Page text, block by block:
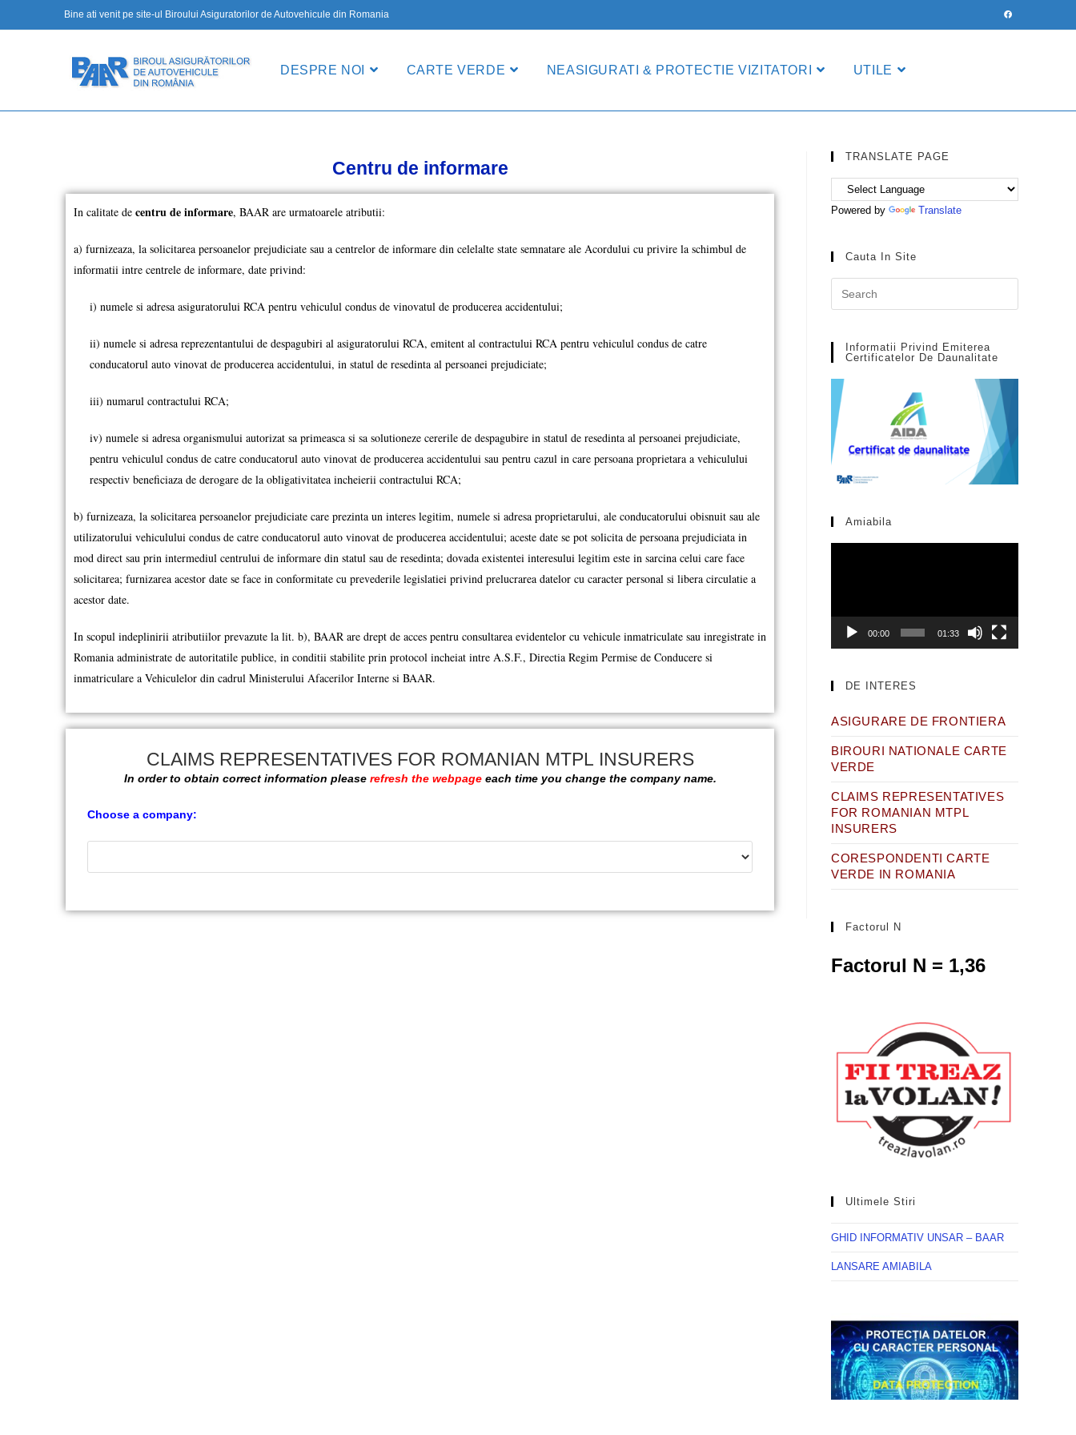
Bine ati venit pe site-ul Biroului Asiguratorilor de Autovehicule din Romania
DESPRE NOI CARTE VERDE NEASIGURATI & PROTECTIE VIZITATORI UTILE
Centru de informare
In calitate de centru de informare, BAAR are urmatoarele atributii:
a) furnizeaza, la solicitarea persoanelor prejudiciate sau a centrelor de informare din celelalte state semnatare ale Acordului cu privire la schimbul de
informatii intre centrele de informare, date privind:
i) numele si adresa asiguratorului RCA pentru vehiculul condus de vinovatul de producerea accidentului;
ii) numele si adresa reprezentantului de despagubiri al asiguratorului RCA, emitent al contractului RCA pentru vehiculul condus de catre
conducatorul auto vinovat de producerea accidentului, in statul de resedinta al persoanei prejudiciate;
iii) numarul contractului RCA;
iv) numele si adresa organismului autorizat sa primeasca si sa solutioneze cererile de despagubire in statul de resedinta al persoanei prejudiciate,
pentru vehiculul condus de catre conducatorul auto vinovat de producerea accidentului sau pentru cazul in care persoana proprietara a vehiculului
respectiv beneficiaza de derogare de la obligativitatea incheierii contractului RCA;
b) furnizeaza, la solicitarea persoanelor prejudiciate care prezinta un interes legitim, numele si adresa proprietarului, ale conducatorului obisnuit sau ale
utilizatorului vehiculului condus de catre conducatorul auto vinovat de producerea accidentului; aceste date se pot solicita de persoana prejudiciata in
mod direct sau prin intermediul centrului de informare din statul sau de resedinta; dovada existentei interesului legitim este in sarcina celui care face
solicitarea; furnizarea acestor date se face in conformitate cu prevederile legislatiei privind prelucrarea datelor cu caracter personal si libera circulatie a
acestor date.
In scopul indeplinirii atributiilor prevazute la lit. b), BAAR are drept de acces pentru consultarea evidentelor cu vehicule inmatriculate sau inregistrate in
Romania administrate de autoritatile publice, in conditii stabilite prin protocol incheiat intre A.S.F., Directia Regim Permise de Conducere si
inmatriculare a Vehiculelor din cadrul Ministerului Afacerilor Interne si BAAR.
CLAIMS REPRESENTATIVES FOR ROMANIAN MTPL INSURERS
In order to obtain correct information please refresh the webpageeach time you change the company name.
Choose a company:
TRANSLATE PAGE
Powered by Translate
Cauta In Site
Informatii Privind Emiterea
Certificatelor De Daunalitate
Amiabila
00:00 01:33
DE INTERES
ASIGURARE DE FRONTIERA
BIROURI NATIONALE CARTE
VERDE
CLAIMS REPRESENTATIVES
FOR ROMANIAN MTPL
INSURERS
CORESPONDENTI CARTE
VERDE IN ROMANIA
Factorul N
Factorul N = 1,36
Ultimele Stiri
GHID INFORMATIV UNSAR – BAAR
LANSARE AMIABILA